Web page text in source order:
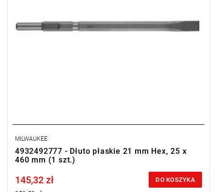
MILWAUKEE
4932492777 - Dłuto płaskie 21 mm Hex, 25 x
460 mm (1 szt.)
Price tax included
145,32 zł DO KOSZYKA